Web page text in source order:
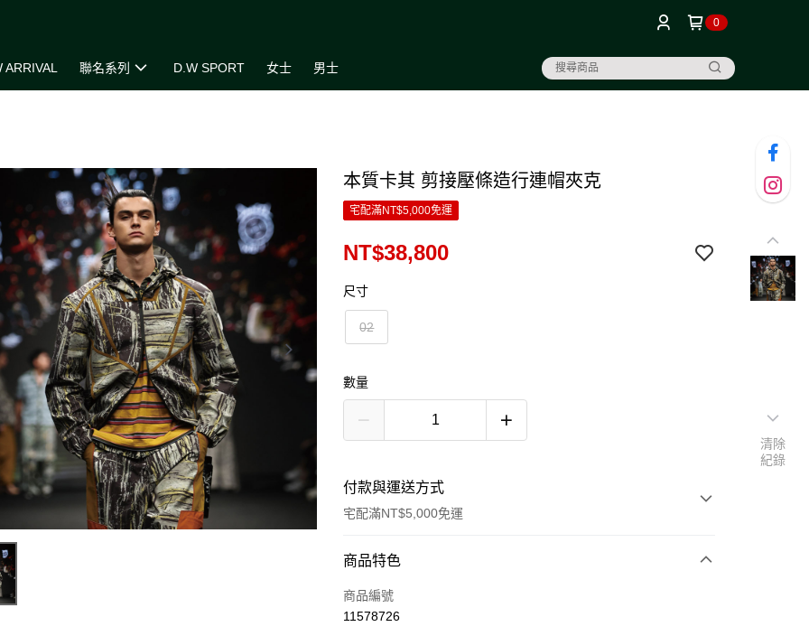
0
ARRIVAL 聯名系列 D.W SPORT 女士 男士
本質卡其 剪接壓條造行連帽夾克
宅配滿NT$5,000免運
NT$38,800
尺寸
02
數量
付款與運送方式
宅配滿NT$5,000免運
付款方式
信用卡一次付款
商品特色
商品編號
11578726
清除
紀錄